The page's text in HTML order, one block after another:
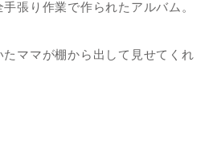
張り作業で作られたアルバム。
ママが棚から出して見せてくれ